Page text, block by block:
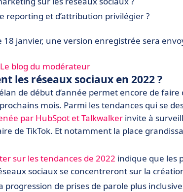
reporting et d’attribution privilégier ?
18 janvier, une version enregistrée sera
blog du modérateur
les réseaux sociaux en 2022 ?
de début d’année permet encore de
mois. Parmi les tendances qui se
par HubSpot et Talkwalker invite à
de TikTok. Et notamment la place
sur les tendances de 2022 indique que les
sociaux se concentreront sur la
progression de prises de parole plus